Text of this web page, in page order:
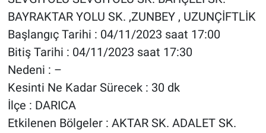
BAYRAKTAR YOLU SK. ,ZUNBEY , UZUNÇİFTLİK
Başlangıç Tarihi : 04/11/2023 saat 17:00
Bitiş Tarihi : 04/11/2023 saat 17:30
Nedeni : –
Kesinti Ne Kadar Sürecek : 30 dk
İlçe : DARICA
Etkilenen Bölgeler : AKTAR SK. ADALET SK.